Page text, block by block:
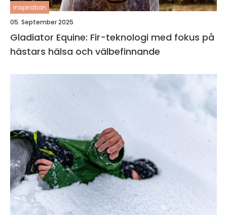
inspiration
05. September 2025
Gladiator Equine: Fir-teknologi med fokus på
hästars hälsa och välbefinnande